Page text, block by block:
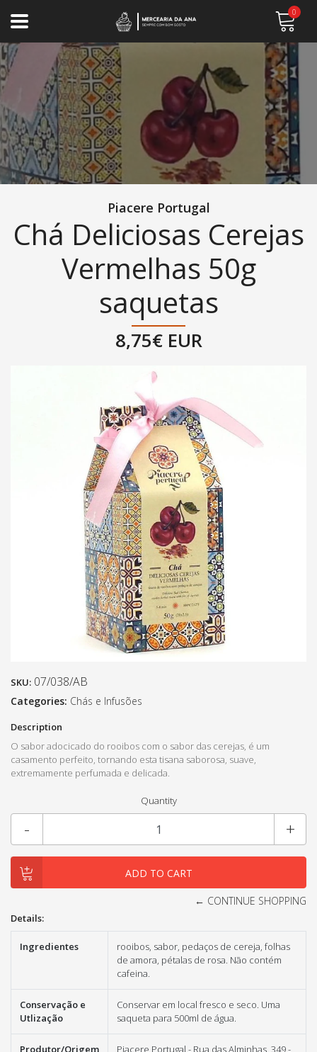
0
Piacere Portugal
Chá Deliciosas Cerejas
Vermelhas 50g
saquetas
8,75€ EUR
SKU: 07/038/AB
Categories: Chás e Infusões
Description
O sabor adocicado do rooibos com o sabor das cerejas, é um
casamento perfeito, tornando esta tisana saborosa, suave,
extremamente perfumada e delicada.
Quantity
+
-
← CONTINUE SHOPPING
Details:
Ingredientes
rooibos, sabor, pedaços de cereja, folhas
de amora, pétalas de rosa. Não contém
cafeina.
Conservação e
Utlização
Conservar em local fresco e seco. Uma
saqueta para 500ml de água.
Produtor/Origem
Piacere Portugal - Rua das Alminhas, 349 -